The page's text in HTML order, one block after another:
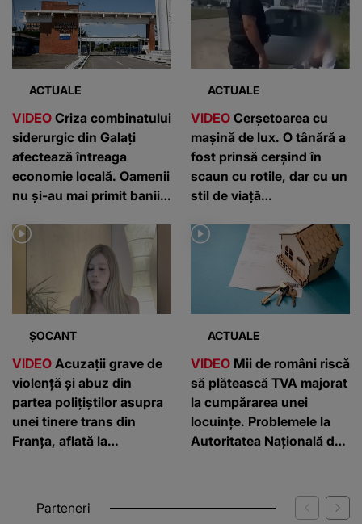
ACTUALE
VIDEO Criza combinatului
siderurgic din Galați
afectează întreaga
economie locală. Oamenii
nu și-au mai primit banii
greu”
ACTUALE
VIDEO Cerșetoarea cu
mașină de lux. O tânără a
fost prinsă cerșind în
scaun cu rotile, dar cu un
stil de viață
ȘOCANT
VIDEO Acuzații grave de
violență și abuz din
partea polițiștilor asupra
unei tinere trans din
Franța, aflată la
ACTUALE
VIDEO Mii de români riscă
să plătească TVA majorat
la cumpărarea unei
locuințe. Problemele la
Autoritatea Națională de
Parteneri